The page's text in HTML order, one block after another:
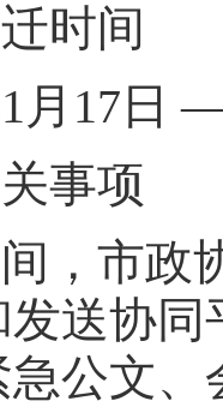
时间
17日 —
事项
市政协
发送协
公文